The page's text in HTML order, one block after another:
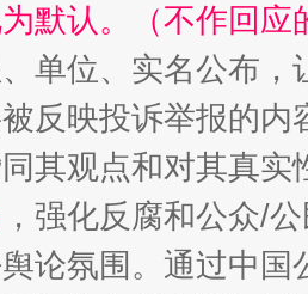
的艺术幻境
默认。（不作回应
单位、实名公布
反映投诉举报的
其观点和对其真实
，强化反腐和公众/
论氛围。通过中